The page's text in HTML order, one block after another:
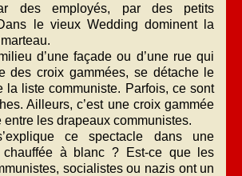
des employés, par des petits
le vieux Wedding dominent la
d’une façade ou d’une rue qui
des croix gammées, se détache le
la liste communiste. Parfois, ce sont
Ailleurs, c’est une croix gammée
entre les drapeaux communistes.
ce spectacle dans une
chauffée à blanc ? Est-ce que les
socialistes ou nazis ont un